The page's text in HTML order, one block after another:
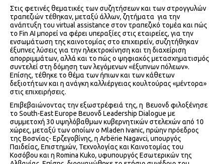
Στις φετινές θεματικές των συζητήσεων και των στρογγυλών
τραπεζιών τέθηκαν, μεταξύ άλλων, ζητήματα για την
ανάπτυξη του virtual assistance στον τραπεζικό τομέα και πώς
το Fin AI μπορεί να φέρει υπεραξίες στις εταιρείες, για την
ενσωμάτωση της καινοτομίας στο επιχειρείν, συζητήθηκαν
έξυπνες λύσεις για την ηλεκτροκίνηση και τη διαχείριση
απορριμμάτων, αλλά και το πώς ο ψηφιακός μετασχηματισμός
συντελεί στη δόμηση των λεγόμενων «έξυπνων πόλεων».
Επίσης, τέθηκε το θέμα των ήπιων και των κάθετων
δεξιοτήτων και η ανάγκη καλλιέργειας κουλτούρας «μέντορα»
στις επιχειρήσεις.
Επιβεβαιώνοντας την εξωστρέφειά της, η Bευονδ φιλοξένησε
τo South-East Europe Bευονδ Leadership Dialogue με
συμμετοχή 30 υψηλόβαθμων κυβερνητικών στελεχών από 10
χώρες, μεταξύ των οποίων ο Mladen Ivanic, πρώην πρόεδρος
της Βοσνίας- Ερζεγοβίνης, η Arbërie Nagavci, υπουργός
Παιδείας, Επιστημών, Τεχνολογίας και Καινοτομίας του
Κοσόβου και η Romina Kuko, υφυπουργός Εσωτερικών της